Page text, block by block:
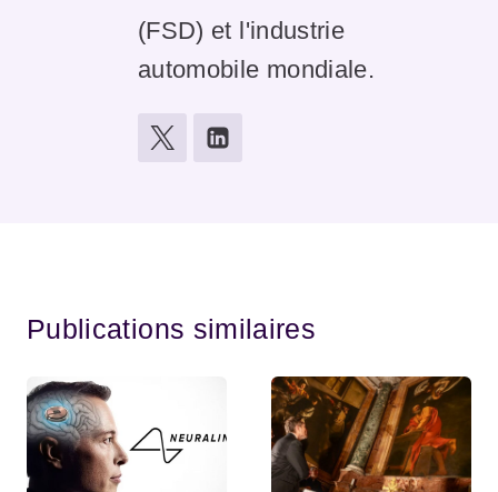
(FSD) et l'industrie
automobile mondiale.
Publications similaires